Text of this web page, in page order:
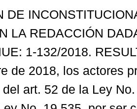
DE
LA REDACCIÓN
1-132/2018.
de 2018, los actores
art. 52 de la Ley